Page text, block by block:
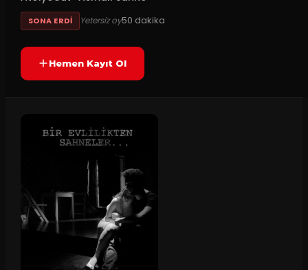
SONA ERDI Yetersiz oy50 dakika
Hemen Kayıt Ol